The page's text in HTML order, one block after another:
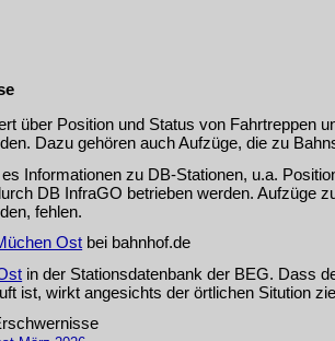
über Position und Status von Fahrtreppen
Dazu gehören auch Aufzüge, die zu
Informationen zu DB-Stationen, u.a.
DB InfraGO betrieben werden. Aufzüge
fehlen.
Ost bei bahnhof.de
in der Stationsdatenbank der BEG. Dass
ist, wirkt angesichts der örtlichen Sitution